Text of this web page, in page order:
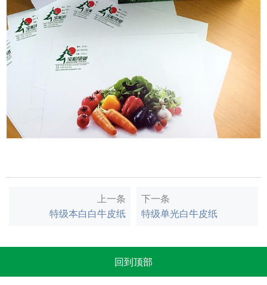
上一条
特级本白白牛皮纸
下一条
特级单光白牛皮纸
回到顶部